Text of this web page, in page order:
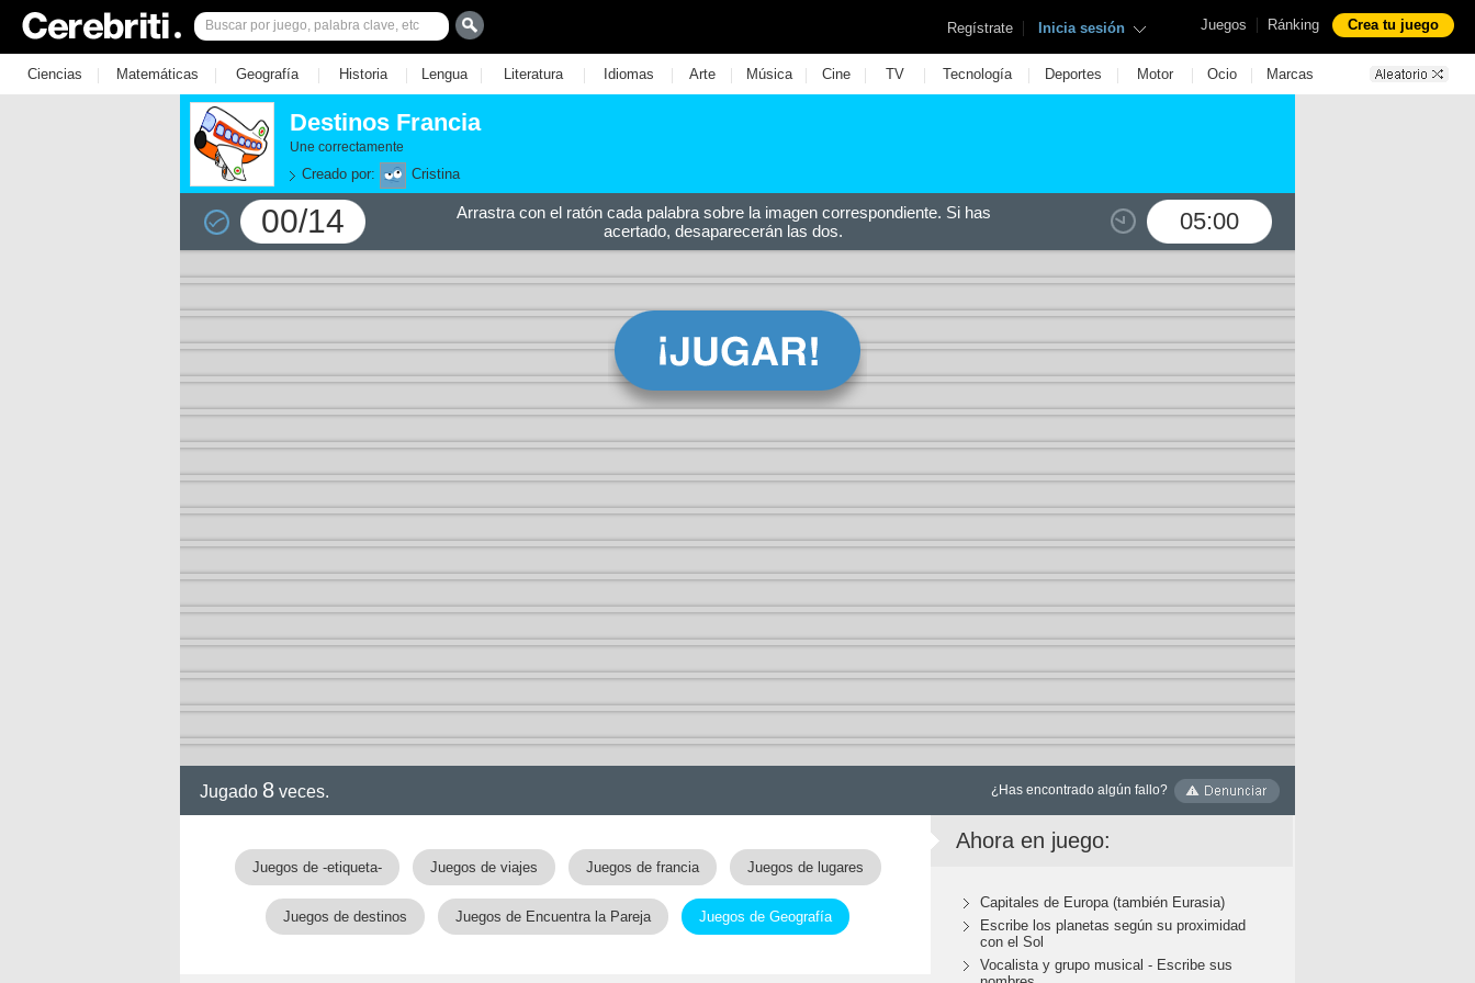
Juegos | Ránking Crea tu juego
Regístrate | Inicia sesión
Ciencias | Matemáticas | Geografía | Historia | Lengua | Literatura | Idiomas | Arte | Música | Cine | TV | Tecnología | Deportes | Motor | Ocio | Marcas
Destinos Francia
Une correctamente
Creado por: Cristina
00/14 05:00
Arrastra con el ratón cada palabra sobre la imagen correspondiente. Si has
acertado, desaparecerán las dos.
Jugado 8 veces. ¿Has encontrado algún fallo?
Juegos de -etiqueta- Juegos de viajes Juegos de francia Juegos de lugares
Juegos de destinos Juegos de Encuentra la Pareja Juegos de Geografía
Ahora en juego:
Capitales de Europa (también Eurasia)
Escribe los planetas según su proximidad
con el Sol
Vocalista y grupo musical - Escribe sus